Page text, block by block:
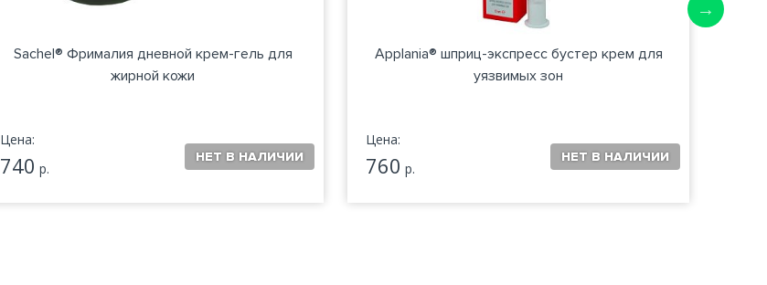
Sachel® Фрималия дневной крем-гель для
жирной кожи
Цена:
740 р.
Applania® шприц-экспресс бустер крем для
уязвимых зон
Цена:
760 р.